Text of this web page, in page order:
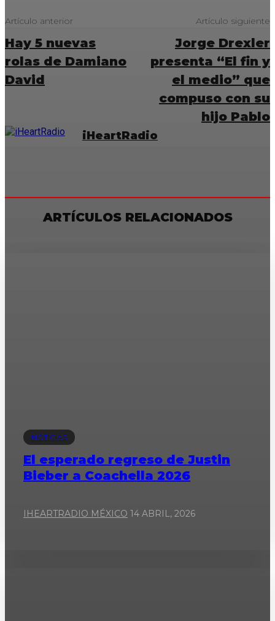
Artículo anterior
Hay 5 nuevas
rolas de Damiano
David
Artículo siguiente
Jorge Drexler
presenta “El fin y
el medio” que
compuso con su
hijo Pablo
iHeartRadio
ARTÍCULOS RELACIONADOS
NOTICIAS
El esperado regreso de Justin
Bieber a Coachella 2026
IHEARTRADIO MÉXICO 14 ABRIL, 2026